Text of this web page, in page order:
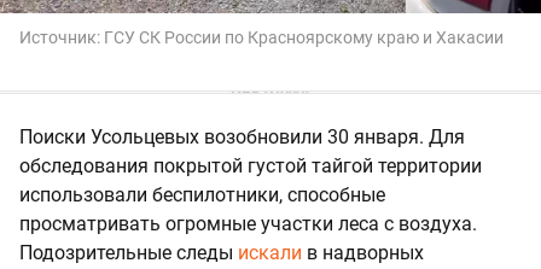
Источник: ГСУ СК России по Красноярскому краю и Хакасии
Поиски Усольцевых возобновили 30 января. Для
обследования покрытой густой тайгой территории
использовали беспилотники, способные
просматривать огромные участки леса с воздуха.
Подозрительные следы искали в надворных